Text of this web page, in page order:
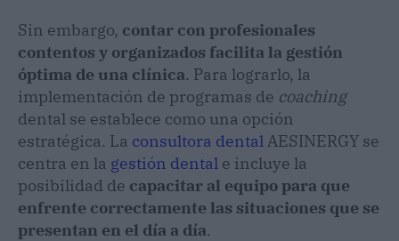
Sin embargo, contar con profesionales
contentos y organizados facilita la gestión
óptima de una clínica. Para lograrlo, la
implementación de programas de coaching
dental se establece como una opción
estratégica. La consultora dentalAESINERGY se
centra en la gestión dental e incluye la
posibilidad de capacitar al equipo para que
enfrente correctamente las situaciones que se
presentan en el día a día.